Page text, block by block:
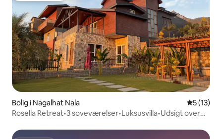
Bolig i Nagalhat Nala 5 ud af 5
5 (13)
Rosella Retreat•3 soveværelser•Luksusvilla•Udsigt over